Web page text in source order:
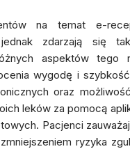
na temat e-
zdarzają się
aspektów tego
wygodę i
oraz
leków za pomocą
Pacjenci
ryzyka